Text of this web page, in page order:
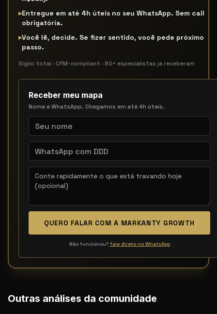
▸Entregue em até 4h úteis no seu WhatsApp. Sem call
obrigatória.
▸Você lê, decide. Se fizer sentido, você pede próximo
passo.
Sigilo total · CFM-compliant · 80+ especialistas já receberam
Receber meu mapa
Nome e WhatsApp. Chegamos em até 4h úteis.
QUERO FALAR COM A MARKANTY GROWTH
Não funcionou? fale direto no WhatsApp
Outras análises da comunidade